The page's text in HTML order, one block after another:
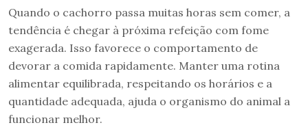
Quando o cachorro passa muitas horas sem comer, a
tendência é chegar à próxima refeição com fome
exagerada. Isso favorece o comportamento de
devorar a comida rapidamente. Manter uma rotina
alimentar equilibrada, respeitando os horários e a
quantidade adequada, ajuda o organismo do animal a
funcionar melhor.